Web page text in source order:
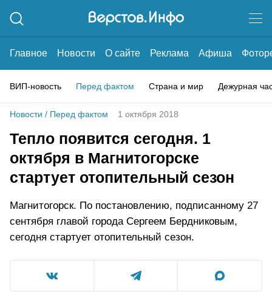
Главное Новости О сайте Реклама Афиша
ВИП-новость Перед фактом Страна и мир Дежурная
Новости / Перед фактом 1 октября 2018
Тепло появится сегодня. 1
октября в Магнитогорске
стартует отопительный сезон
Магнитогорск. По постановлению, подписанному 27
сентября главой города Сергеем Бердниковым,
сегодня стартует отопительный сезон.